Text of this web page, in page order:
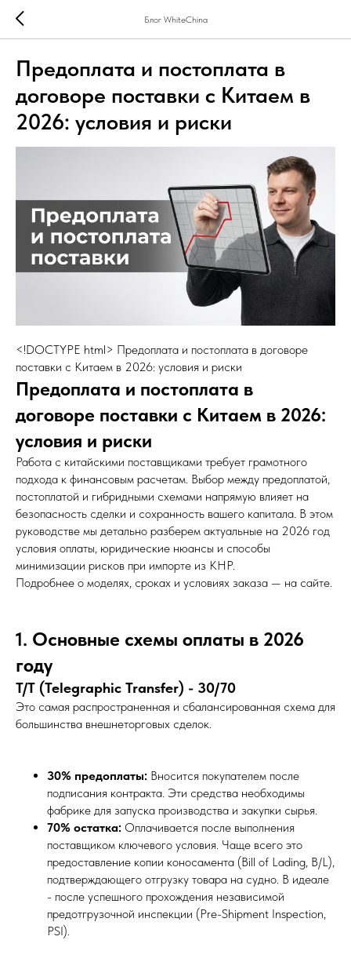
Блог WhiteChina
Предоплата и постоплата в
договоре поставки с Китаем в
2026: условия и риски
<!DOCTYPE html> Предоплата и постоплата в договоре
поставки с Китаем в 2026: условия и риски
Предоплата и постоплата в
договоре поставки с Китаем в 2026:
условия и риски
Работа с китайскими поставщиками требует грамотного
подхода к финансовым расчетам. Выбор между предоплатой,
постоплатой и гибридными схемами напрямую влияет на
безопасность сделки и сохранность вашего капитала. В этом
руководстве мы детально разберем актуальные на 2026 год
условия оплаты, юридические нюансы и способы
минимизации рисков при импорте из КНР.
Подробнее о моделях, сроках и условиях заказа — на сайте.
1. Основные схемы оплаты в 2026
году
T/T (Telegraphic Transfer) - 30/70
Это самая распространенная и сбалансированная схема для
большинства внешнеторговых сделок.
30% предоплаты: Вносится покупателем после
подписания контракта. Эти средства необходимы
фабрике для запуска производства и закупки сырья.
70% остатка: Оплачивается после выполнения
поставщиком ключевого условия. Чаще всего это
предоставление копии коносамента (Bill of Lading, B/L),
подтверждающего отгрузку товара на судно. В идеале
- после успешного прохождения независимой
предотгрузочной инспекции (Pre-Shipment Inspection,
PSI).